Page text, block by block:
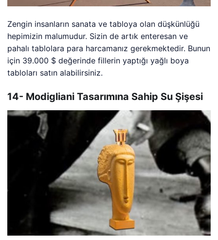
Zengin insanların sanata ve tabloya olan düşkünlüğü
hepimizin malumudur. Sizin de artık enteresan ve
pahalı tablolara para harcamanız gerekmektedir. Bunun
için 39.000 $ değerinde fillerin yaptığı yağlı boya
tabloları satın alabilirsiniz.
14- Modigliani Tasarımına Sahip Su Şişesi